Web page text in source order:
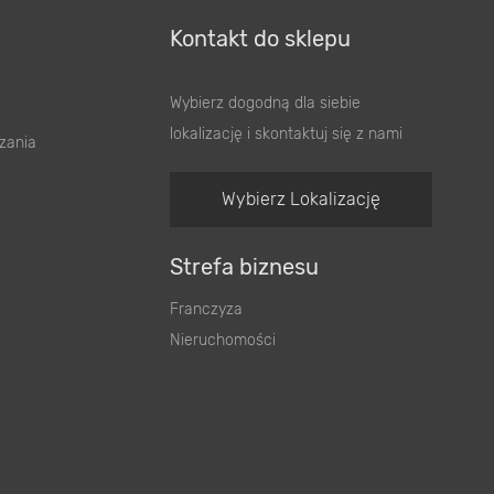
lokalizację i skontaktuj się z nami
Nieruchomości